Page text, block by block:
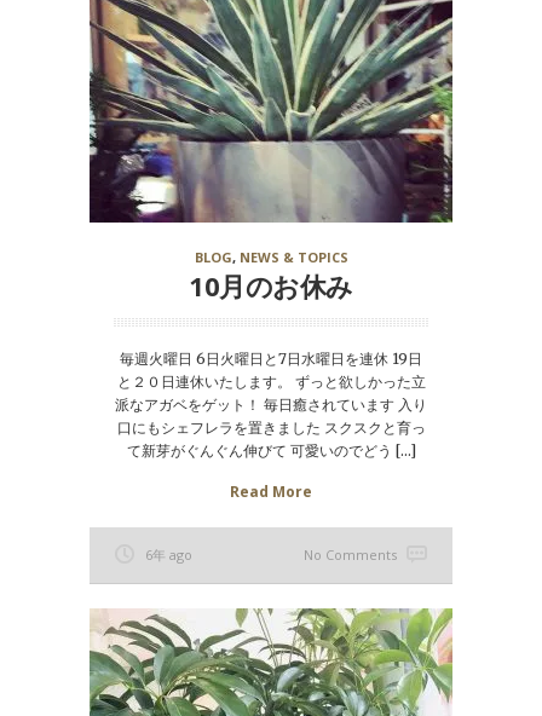
BLOG, NEWS & TOPICS
10月のお休み
毎週火曜日 6日火曜日と7日水曜日を連休 19日
と２０日連休いたします。 ずっと欲しかった立
派なアガベをゲット！ 毎日癒されています 入り
口にもシェフレラを置きました スクスクと育っ
て新芽がぐんぐん伸びて 可愛いのでどう […]
Read More
6年 ago No Comments